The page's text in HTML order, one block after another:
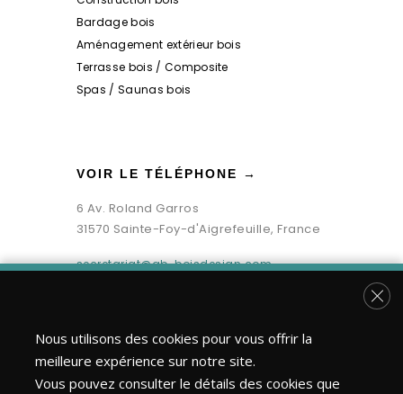
Bardage bois
Aménagement extérieur bois
Terrasse bois / Composite
Spas / Saunas bois
VOIR LE TÉLÉPHONE →
6 Av. Roland Garros
31570 Sainte-Foy-d'Aigrefeuille, France
secretariat@gb-boisdesign.com
Nous utilisons des cookies pour vous offrir la
meilleure expérience sur notre site.
Vous pouvez consulter le détails des cookies que